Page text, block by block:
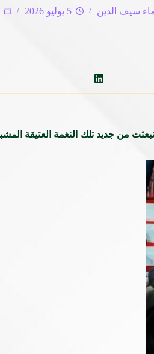
سيف الدين 5 يوليو 2026
جديد تلك النغمة العتيقة المشبعة